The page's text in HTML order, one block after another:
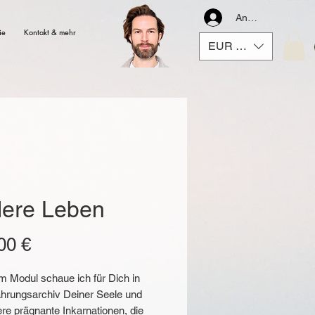
Kontakt & mehr
Anmelden
EUR (€)
Leben
€Preis
Modul schaue ich für Dich in
Deiner Seele und
prägnante Inkarnationen, die